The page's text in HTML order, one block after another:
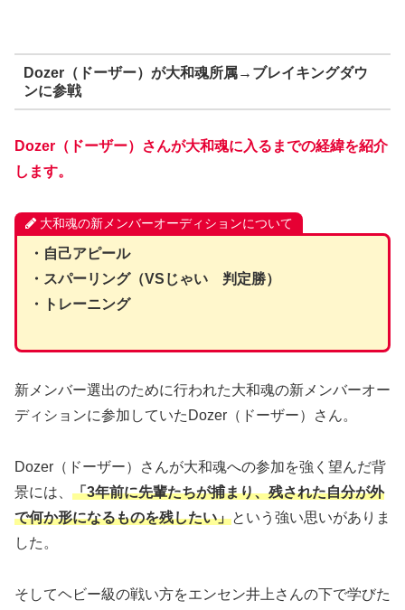
Dozer（ドーザー）が大和魂所属→ブレイキングダウ
ンに参戦
Dozer（ドーザー）さんが大和魂に入るまでの経緯を紹介
します。
大和魂の新メンバーオーディションについて
・自己アピール
・スパーリング（VSじゃい 判定勝）
・トレーニング
新メンバー選出のために行われた大和魂の新メンバーオー
ディションに参加していたDozer（ドーザー）さん。
Dozer（ドーザー）さんが大和魂への参加を強く望んだ背
景には、 「3年前に先輩たちが捕まり、残された自分が外
で何か形になるものを残したい」という強い思いがありま
した。
そしてヘビー級の戦い方をエンセン井上さんの下で学びた